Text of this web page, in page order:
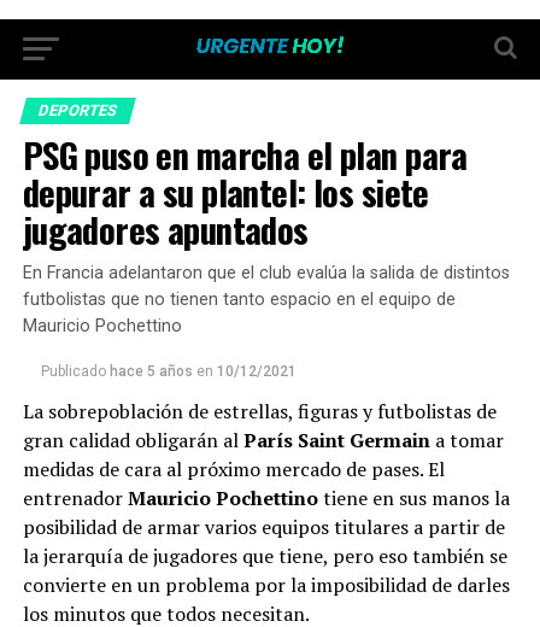
DEPORTES
PSG puso en marcha el plan para
depurar a su plantel: los siete
jugadores apuntados
En Francia adelantaron que el club evalúa la salida de distintos
futbolistas que no tienen tanto espacio en el equipo de
Mauricio Pochettino
Publicado hace 5 años en 10/12/2021
La sobrepoblación de estrellas, figuras y futbolistas de
gran calidad obligarán alParís Saint Germaina tomar
medidas de cara al próximo mercado de pases. El
entrenadorMauricio Pochettinotiene en sus manos la
posibilidad de armar varios equipos titulares a partir de
la jerarquía de jugadores que tiene, pero eso también se
convierte en un problema por la imposibilidad de darles
los minutos que todos necesitan.